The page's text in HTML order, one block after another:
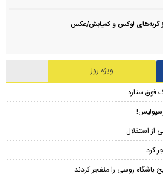
از گربه‌های لوکس و کمیابش/عکس
ویژه روز
فوق ستاره
از استقلال
کرد
باشگاه روسی را منفجر کردند